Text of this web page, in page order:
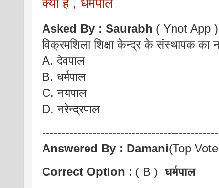
क्या है , धर्मपाल
Asked By : Saurabh ( Ynot App )
विक्रमशिला शिक्षा केन्द्र के संस्थापक का
A. देवपाल
B. धर्मपाल
C. नयपाल
D. नरेन्द्रपाल
Answered By : Damani(Top
Correct Option : ( B ) धर्मपाल